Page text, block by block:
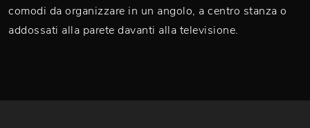
comodi da organizzare in un angolo, a centro stanza o
addossati alla parete davanti alla televisione.